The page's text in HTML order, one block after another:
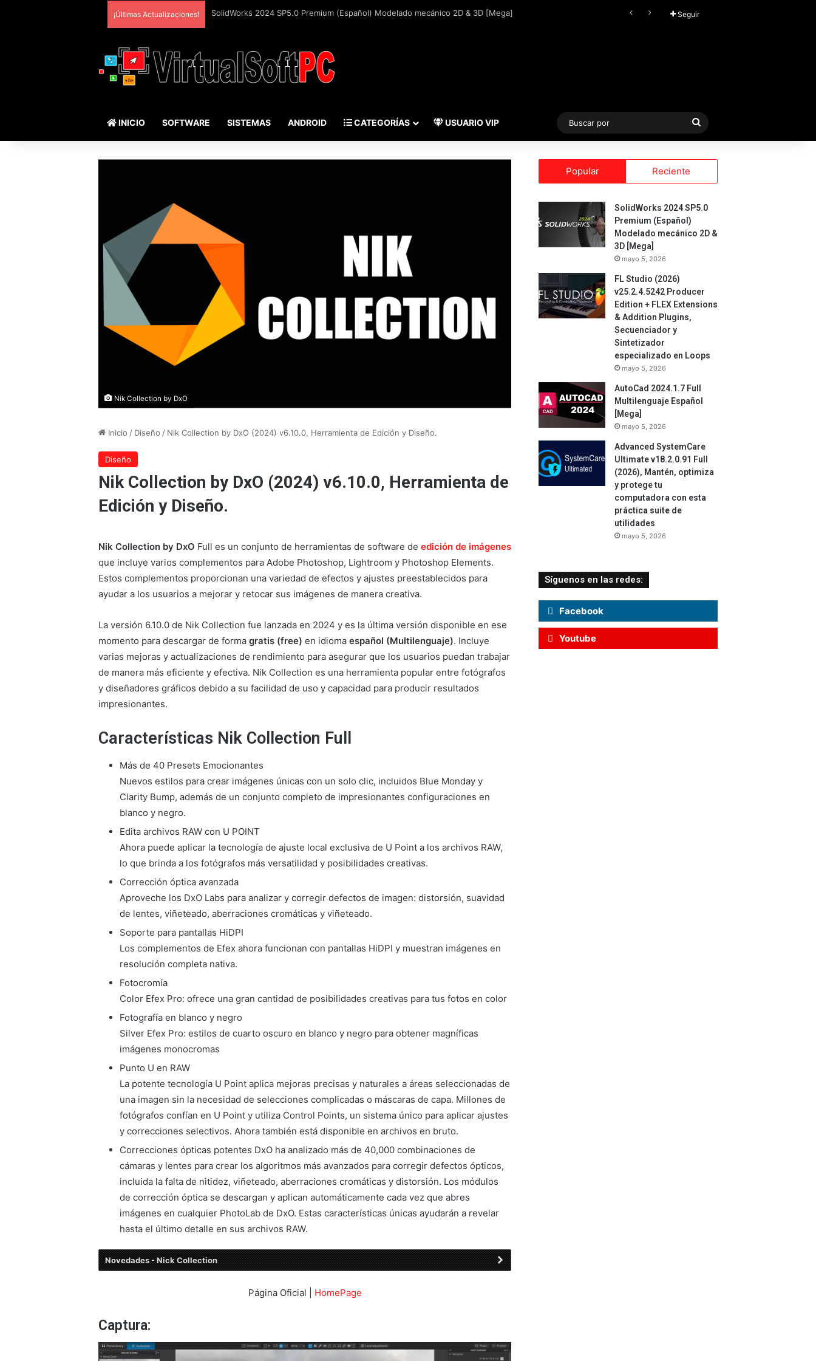
¡Últimas Actualizaciones! Seguir
INICIO SOFTWARE SISTEMAS ANDROID CATEGORÍAS USUARIO VIP
Buscar
por
Nik Collection by DxO
Inicio / Diseño / Nik Collection by DxO (2024) v6.10.0, Herramienta de Edición y Diseño.
Diseño
Nik Collection by DxO (2024) v6.10.0, Herramienta de
Edición y Diseño.
Nik Collection by DxO Full es un conjunto de herramientas de software de edición de imágenes
que incluye varios complementos para Adobe Photoshop, Lightroom y Photoshop Elements.
Estos complementos proporcionan una variedad de efectos y ajustes preestablecidos para
ayudar a los usuarios a mejorar y retocar sus imágenes de manera creativa.
La versión 6.10.0 de Nik Collection fue lanzada en 2024 y es la última versión disponible en ese
momento para descargar de forma gratis (free) en idioma español (Multilenguaje). Incluye
varias mejoras y actualizaciones de rendimiento para asegurar que los usuarios puedan trabajar
de manera más eficiente y efectiva. Nik Collection es una herramienta popular entre fotógrafos
y diseñadores gráficos debido a su facilidad de uso y capacidad para producir resultados
impresionantes.
Características Nik Collection Full
Más de 40 Presets Emocionantes
Nuevos estilos para crear imágenes únicas con un solo clic, incluidos Blue Monday y
Clarity Bump, además de un conjunto completo de impresionantes configuraciones en
blanco y negro.
Edita archivos RAW con U POINT
Ahora puede aplicar la tecnología de ajuste local exclusiva de U Point a los archivos RAW,
lo que brinda a los fotógrafos más versatilidad y posibilidades creativas.
Corrección óptica avanzada
Aproveche los DxO Labs para analizar y corregir defectos de imagen: distorsión, suavidad
de lentes, viñeteado, aberraciones cromáticas y viñeteado.
Soporte para pantallas HiDPI
Los complementos de Efex ahora funcionan con pantallas HiDPI y muestran imágenes en
resolución completa nativa.
Fotocromía
Color Efex Pro: ofrece una gran cantidad de posibilidades creativas para tus fotos en color
Fotografía en blanco y negro
Silver Efex Pro: estilos de cuarto oscuro en blanco y negro para obtener magníficas
imágenes monocromas
Punto U en RAW
La potente tecnología U Point aplica mejoras precisas y naturales a áreas seleccionadas de
una imagen sin la necesidad de selecciones complicadas o máscaras de capa. Millones de
fotógrafos confían en U Point y utiliza Control Points, un sistema único para aplicar ajustes
y correcciones selectivos. Ahora también está disponible en archivos en bruto.
Correcciones ópticas potentes DxO ha analizado más de 40,000 combinaciones de
cámaras y lentes para crear los algoritmos más avanzados para corregir defectos ópticos,
incluida la falta de nitidez, viñeteado, aberraciones cromáticas y distorsión. Los módulos
de corrección óptica se descargan y aplican automáticamente cada vez que abres
imágenes en cualquier PhotoLab de DxO. Estas características únicas ayudarán a revelar
hasta el último detalle en sus archivos RAW.
Novedades - Nick Collection
Página Oficial | HomePage
Captura:
Popular Reciente
SolidWorks 2024 SP5.0
Premium (Español)
Modelado mecánico 2D &
3D [Mega]
mayo 5, 2026
FL Studio (2026)
v25.2.4.5242 Producer
Edition + FLEX Extensions
& Addition Plugins,
Secuenciador y
Sintetizador
especializado en Loops
mayo 5, 2026
AutoCad 2024.1.7 Full
Multilenguaje Español
[Mega]
mayo 5, 2026
Advanced SystemCare
Ultimate v18.2.0.91 Full
(2026), Mantén, optimiza
y protege tu
computadora con esta
práctica suite de
utilidades
mayo 5, 2026
Síguenos en las redes:
Facebook
Youtube